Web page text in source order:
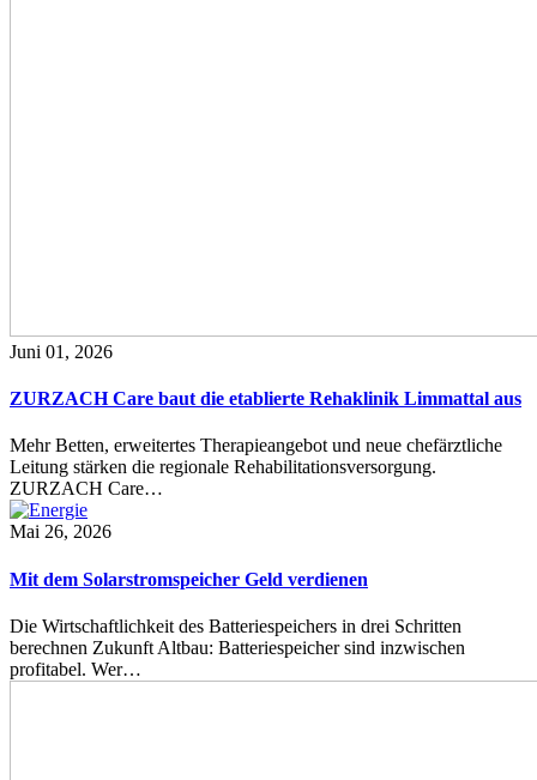
Juni 01, 2026
ZURZACH Care baut die etablierte Rehaklinik Limmattal aus
Mehr Betten, erweitertes Therapieangebot und neue chefärztliche
Leitung stärken die regionale Rehabilitationsversorgung.
ZURZACH Care…
Mai 26, 2026
Mit dem Solarstromspeicher Geld verdienen
Die Wirtschaftlichkeit des Batteriespeichers in drei Schritten
berechnen Zukunft Altbau: Batteriespeicher sind inzwischen
profitabel. Wer…